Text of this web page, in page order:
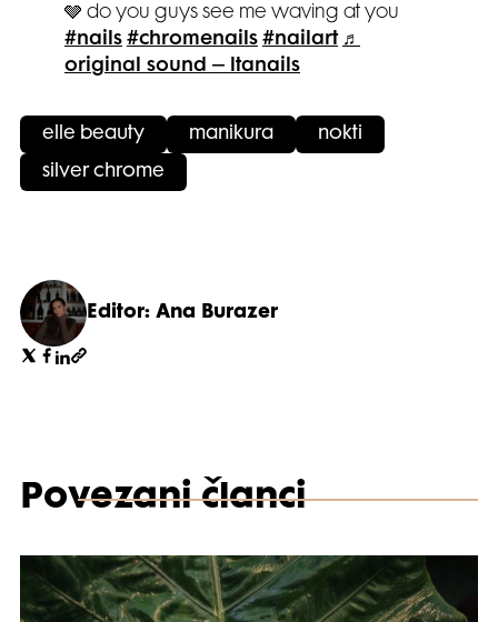
🩶 do you guys see me waving at you
#nails #chromenails #nailart ♬
original sound – ltanails
elle beauty manikura nokti
silver chrome
Editor: Ana Burazer
Povezani članci